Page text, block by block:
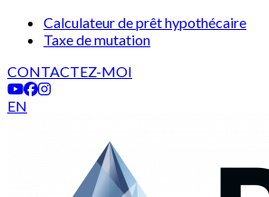
Calculateur de prêt hypothécaire
Taxe de mutation
CONTACTEZ-MOI
EN